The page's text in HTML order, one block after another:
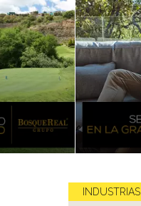
INDUSTRIAS